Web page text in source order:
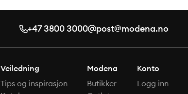
+47 3800 3000 post@modena.no
Veiledning
Tips og inspirasjon
Modena
Butikker
Konto
Logg inn